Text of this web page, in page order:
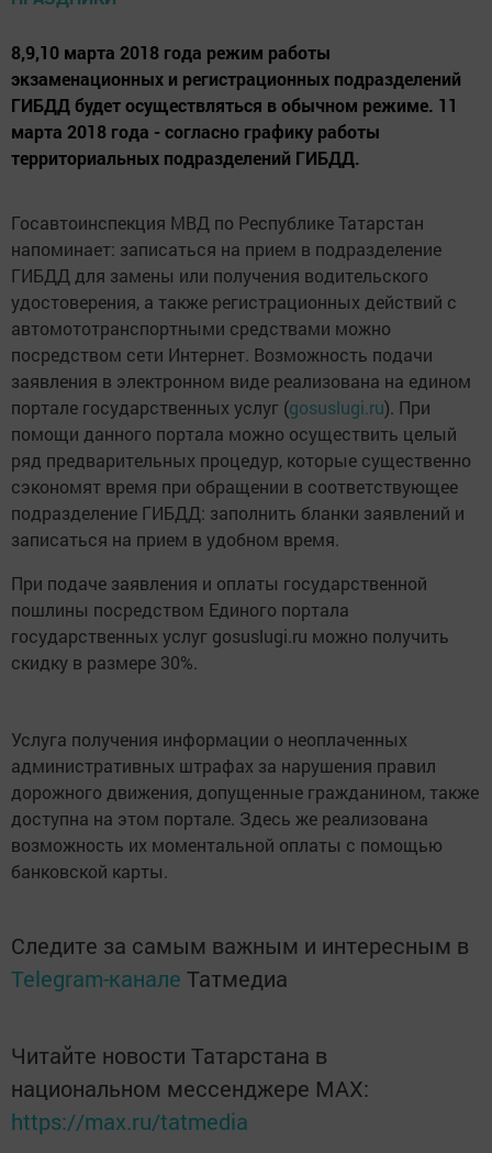
8,9,10 марта 2018 года режим работы
экзаменационных и регистрационных подразделений
ГИБДД будет осуществляться в обычном режиме. 11
марта 2018 года - согласно графику работы
территориальных подразделений ГИБДД.
Госавтоинспекция МВД по Республике Татарстан
напоминает: записаться на прием в подразделение
ГИБДД для замены или получения водительского
удостоверения, а также регистрационных действий с
автомототранспортными средствами можно
посредством сети Интернет. Возможность подачи
заявления в электронном виде реализована на едином
портале государственных услуг (gosuslugi.ru). При
помощи данного портала можно осуществить целый
ряд предварительных процедур, которые существенно
сэкономят время при обращении в соответствующее
подразделение ГИБДД: заполнить бланки заявлений и
записаться на прием в удобном время.
При подаче заявления и оплаты государственной
пошлины посредством Единого портала
государственных услуг gosuslugi.ru можно получить
скидку в размере 30%.
Услуга получения информации о неоплаченных
административных штрафах за нарушения правил
дорожного движения, допущенные гражданином, также
доступна на этом портале. Здесь же реализована
возможность их моментальной оплаты с помощью
банковской карты.
Следите за самым важным и интересным в
Telegram-канале Татмедиа
Читайте новости Татарстана в
национальном мессенджере MАХ:
https://max.ru/tatmedia